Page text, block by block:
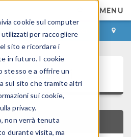
cookie sul computer
per raccogliere
sito e ricordare i
in futuro. I cookie
stesso e a offrire un
sul sito che tramite altri
sui cookie,
privacy.
non verrà tenuta
durante visita, ma
MENU
ACCEDI CONTACT